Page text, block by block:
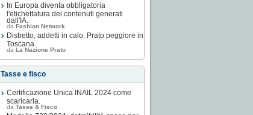
In Europa diventa obbligatoria
l'etichettatura dei contenuti generati
dall'IA.
da Fashion Network
Distretto, addetti in calo. Prato peggiore in
Toscana.
da La Nazione Prato
Tasse e fisco
Certificazione Unica INAIL 2024 come
scaricarla.
da Tasse & Fisco